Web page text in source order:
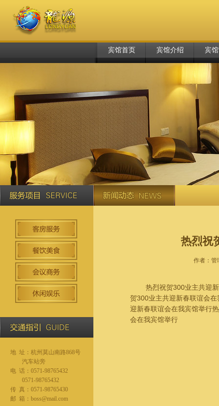
宾馆首页 宾馆介绍 宾
地 址：杭州莫山南路868号
汽车站旁
电 话：0571-98765432
0571-98765432
传 真：0571-98765430
邮 箱：boss@mail.com
热烈祝
作者：
热烈祝贺300业主共迎新
贺300业主共迎新春联谊会
迎新春联谊会在我宾馆举行
会在我宾馆举行